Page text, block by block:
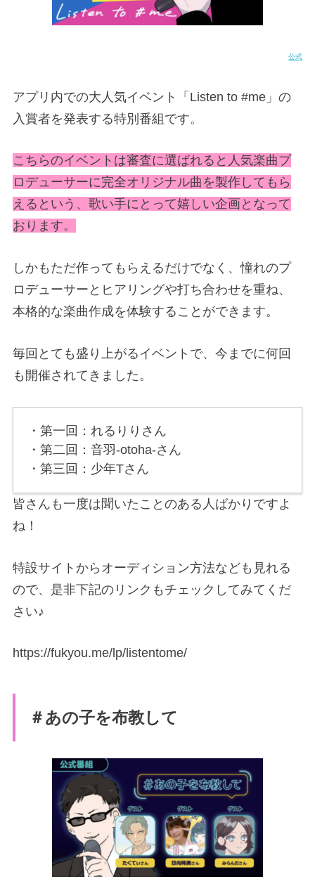
公式
アプリ内での大人気イベント「Listen to #me」の
入賞者を発表する特別番組です。
こちらのイベントは審査に選ばれると人気楽曲プ
ロデューサーに完全オリジナル曲を製作してもら
えるという、歌い手にとって嬉しい企画となって
おります。
しかもただ作ってもらえるだけでなく、憧れのプ
ロデューサーとヒアリングや打ち合わせを重ね、
本格的な楽曲作成を体験することができます。
毎回とても盛り上がるイベントで、今までに何回
も開催されてきました。
・第一回：れるりりさん
・第二回：音羽-otoha-さん
・第三回：少年Tさん
皆さんも一度は聞いたことのある人ばかりですよ
ね！
特設サイトからオーディション方法なども見れる
ので、是非下記のリンクもチェックしてみてくだ
さい♪
https://fukyou.me/lp/listentome/
＃あの子を布教して